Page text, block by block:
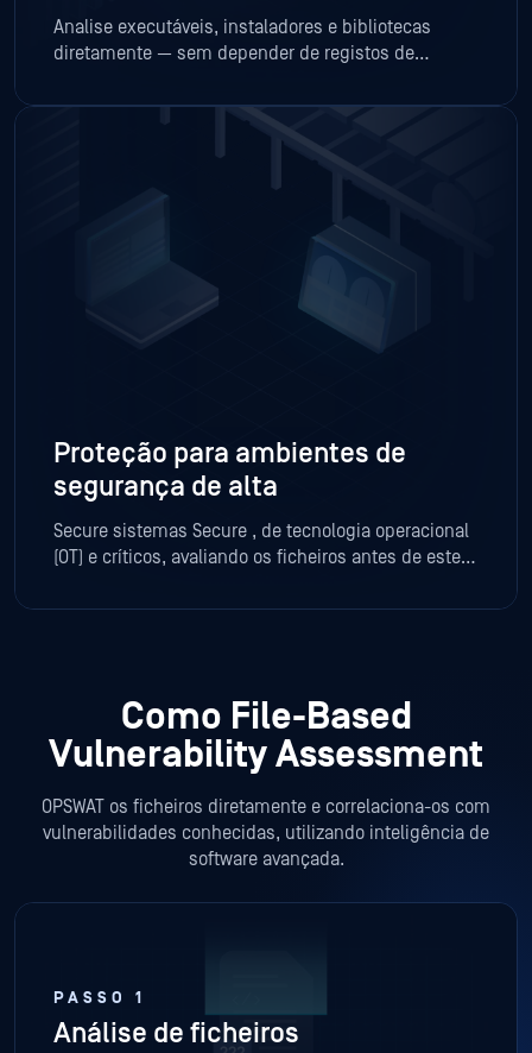
Analise executáveis, instaladores e bibliotecas
diretamente — sem depender de registos de
Proteção para ambientes de
segurança de alta
Secure sistemas Secure , de tecnologia operacional
(OT) e críticos, avaliando os ficheiros antes de estes
Como File-Based
Vulnerability Assessment
OPSWAT os ficheiros diretamente e correlaciona-os com
vulnerabilidades conhecidas, utilizando inteligência de
software avançada.
PASSO 1
Análise de ficheiros